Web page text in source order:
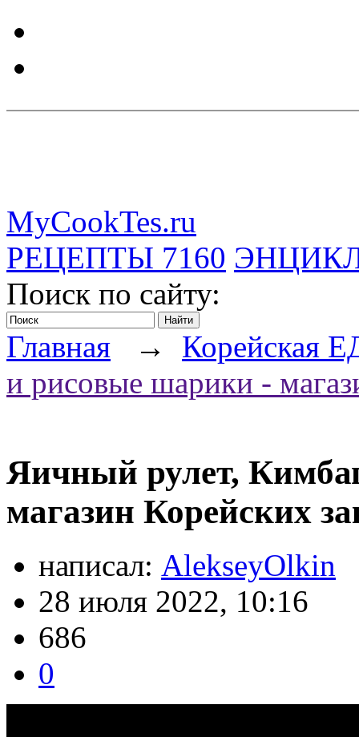
MyCookTes.ru
РЕЦЕПТЫ 7160
Поиск по сайту:
Главная → Корейская
и рисовые шарики -
Яичный рулет,
магазин Корейских
написал: AlekseyOlkin
28 июля 2022, 10:16
686
0